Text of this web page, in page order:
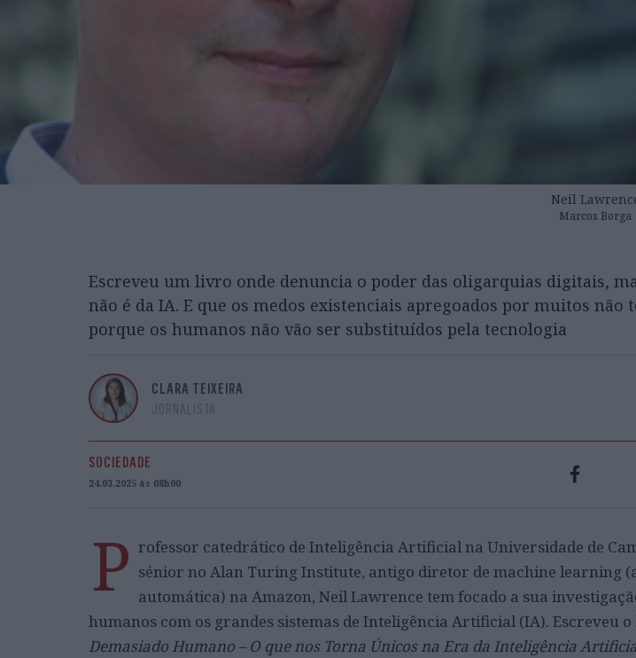
Neil
Marcos Borga
Escreveu um livro onde denuncia o poder das oligarquias digitais,
não é da IA. E que os medos existenciais apregoados por muitos não
porque os humanos não vão ser substituídos pela tecnologia
CLARA TEIXEIRA
JORNALISTA
SOCIEDADE
24.03.2025 às 08h00
P rofessor catedrático de Inteligência Artificial na Universidade de
sénior no Alan Turing Institute, antigo diretor de machine learning
automática) na Amazon, Neil Lawrence tem focado a sua
humanos com os grandes sistemas de Inteligência Artificial (IA). Escreveu
Demasiado Humano – O que nos Torna Únicos na Era da Inteligência